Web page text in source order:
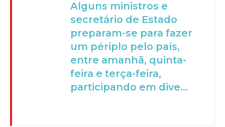
Alguns ministros e
secretário de Estado
preparam-se para fazer
um périplo pelo país,
entre amanhã, quinta-
feira e terça-feira,
participando em dive...